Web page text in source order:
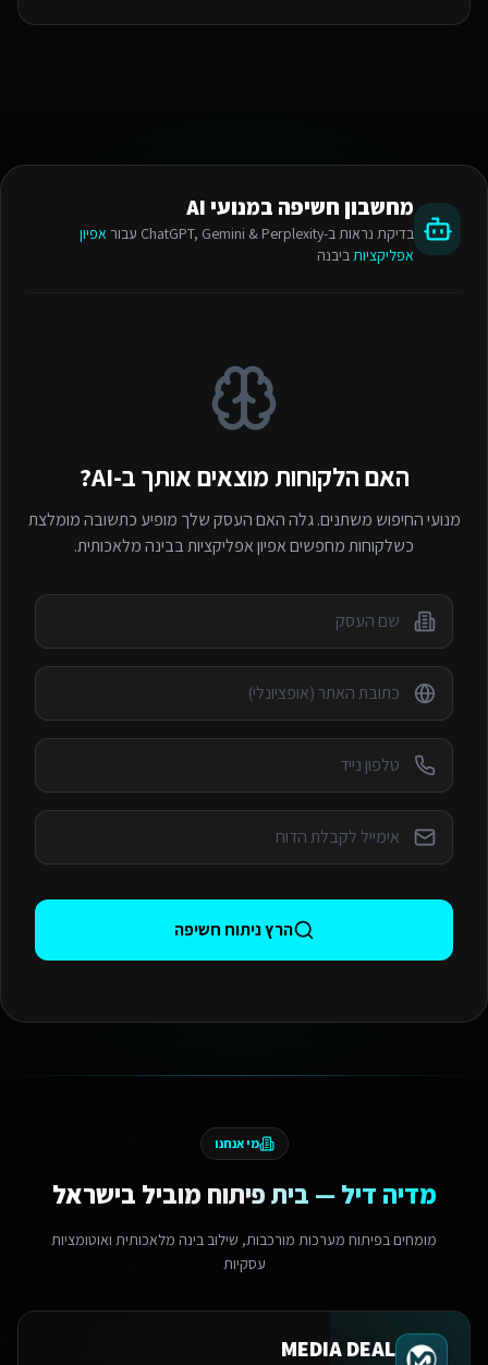
מחשבון חשיפה במנועי AI
בדיקת נראות ב-ChatGPT, Gemini & Perplexity עבור
אפיון
אפליקציותביבנה
האם הלקוחות מוצאים אותך ב-AI?
מנועי החיפוש משתנים. גלה האם העסק שלך מופיע כתשובה מומלצת
כשלקוחות מחפשיםאפיון אפליקציותבבינה מלאכותית.
הרץ ניתוח חשיפה
מי אנחנו
מדיה דיל — בית פיתוח מוביל בישראל
מומחים בפיתוח מערכות מורכבות, שילוב בינה מלאכותית ואוטומציות
עסקיות
MEDIA DEAL